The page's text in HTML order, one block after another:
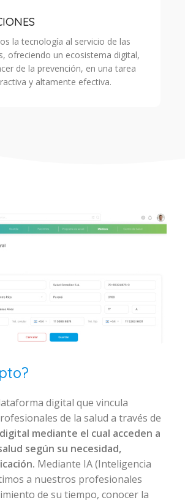
la tecnología al servicio de las
ofreciendo un ecosistema digital,
de la prevención, en una tarea
y altamente efectiva.
digital que vincula
de la salud a través de
mediante el cual acceden a
según su necesidad,
Mediante IA (Inteligencia
a nuestros profesionales
de su tiempo, conocer la